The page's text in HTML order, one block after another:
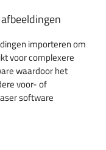
importeren om
voor complexere
waardoor het
voor- of
software